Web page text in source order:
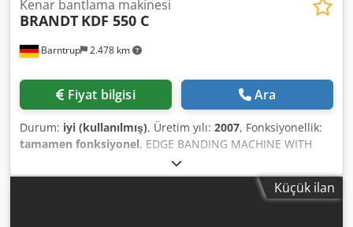
Barntrup 2.478 km
Kenar bantlama makinesi
BRANDT KDF 550 C
Fiyat bilgisi Ara
Durum: iyi (kullanılmış), Üretim yılı: 2007, Fonksiyonellik:
tamamen fonksiyonel, EDGE BANDING MACHINE WITH
JOINING AND COPY MILLING UNIT; SEPARATING AGENT
SPECIFICATION, Technical data: Workpiece thickness: 8 - 50
mm Edge thickness: * Fixed lengths: 0.4 - 8.0 mm * Coil
Küçük ilan